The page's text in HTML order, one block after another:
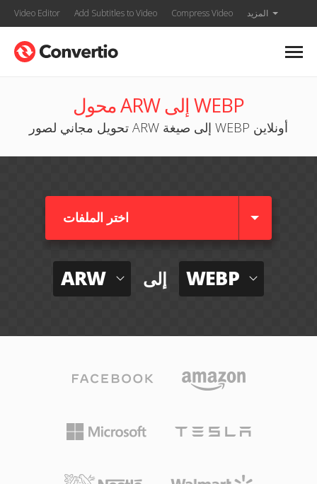
Video Editor Add Subtitles to Video Compress Video المزيد
محول ARW إلى WEBP
تحويل مجاني لصور ARW إلى صيغة WEBP أونلاين
اختر الملفات
ARW إلى WEBP